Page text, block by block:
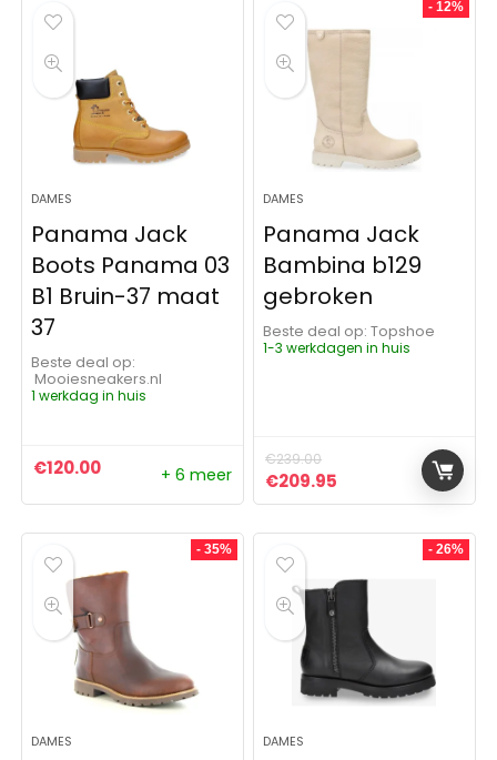
DAMES
Panama Jack
Boots Panama 03
B1 Bruin-37 maat
37
Beste deal op:
Mooiesneakers.nl
1 werkdag in huis
€120.00 + 6 meer
- 12%
DAMES
Panama Jack
Bambina b129
gebroken
Beste deal op:
Topshoe
1-3 werkdagen in huis
€239.00
Oorspronkelijke prijs was:
€209.95 Huidige prijs is:
- 35%
DAMES
- 26%
DAMES